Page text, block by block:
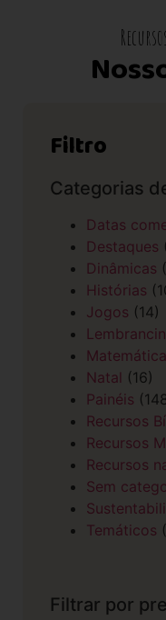
Filtro
Categorias
Datas
Destaques
Dinâmicas
Histórias
Jogos (14)
Matemática
Natal (16)
Painéis
Recursos
Recursos
Recursos
Sem
Temáticos
Filtrar por